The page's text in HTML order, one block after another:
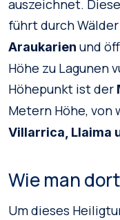
auszeichnet.
führt durch
Araukarien und
Höhe zu Lagunen
Höhepunkt ist der
Metern Höhe, von
Villarrica, Llaima
Wie man
Um dieses